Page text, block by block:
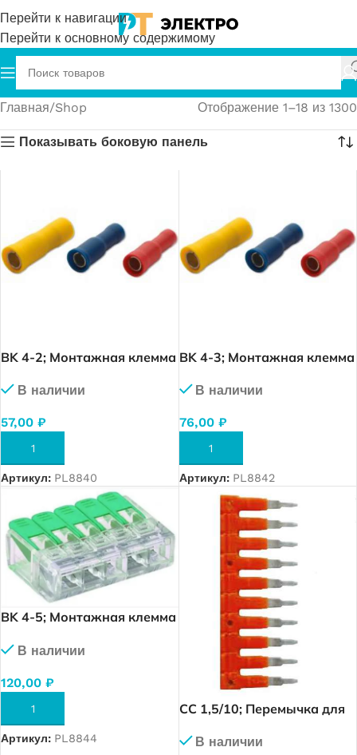
Перейти к навигации
Перейти к основному содержимому
Главная Shop Отображение 1–18 из 1300
Показывать боковую панель
BK 4-2; Монтажная клемма
проводника 0,2 — 4,0 мм2.
В наличии
57,00 ₽
В КОРЗИНУ
Артикул: PL8840
BK 4-3; Монтажная клемма
проводника 0,2 — 4,0 мм2.
В наличии
76,00 ₽
В КОРЗИНУ
Артикул: PL8842
BK 4-5; Монтажная клемма
проводника 0,2 — 4,0 мм2.
В наличии
120,00 ₽
В КОРЗИНУ
Артикул: PL8844
CC 1,5/10; Перемычка для
В наличии